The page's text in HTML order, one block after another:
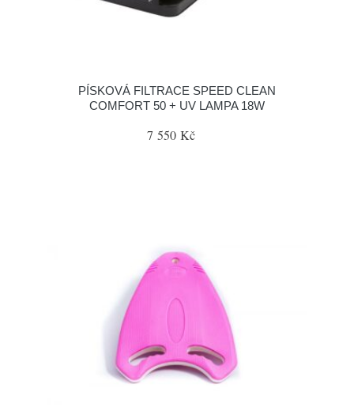
PÍSKOVÁ FILTRACE SPEED CLEAN
COMFORT 50 + UV LAMPA 18W
7 550 Kč